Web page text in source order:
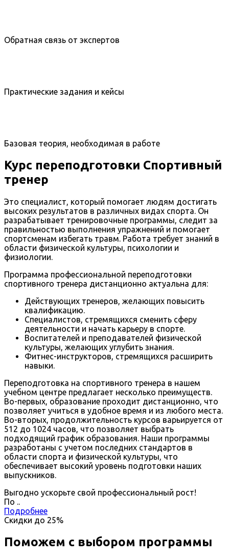
Обратная связь от экспертов
Практические задания и кейсы
Базовая теория, необходимая в работе
Курс переподготовки Спортивный
тренер
Это специалист, который помогает людям достигать
высоких результатов в различных видах спорта. Он
разрабатывает тренировочные программы, следит за
правильностью выполнения упражнений и помогает
спортсменам избегать травм. Работа требует знаний в
области физической культуры, психологии и
физиологии.
Программа профессиональной переподготовки
спортивного тренера дистанционно актуальна для:
Действующих тренеров, желающих повысить
квалификацию.
Специалистов, стремящихся сменить сферу
деятельности и начать карьеру в спорте.
Воспитателей и преподавателей физической
культуры, желающих углубить знания.
Фитнес-инструкторов, стремящихся расширить
навыки.
Переподготовка на спортивного тренера в нашем
учебном центре предлагает несколько преимуществ.
Во-первых, образование проходит дистанционно, что
позволяет учиться в удобное время и из любого места.
Во-вторых, продолжительность курсов варьируется от
512 до 1024 часов, что позволяет выбрать
подходящий график образования. Наши программы
разработаны с учетом последних стандартов в
области спорта и физической культуры, что
обеспечивает высокий уровень подготовки наших
выпускников.
Выгодно ускорьте свой профессиональный рост!
По ..
Подробнее
Скидки до 25%
Поможем с выбором программы